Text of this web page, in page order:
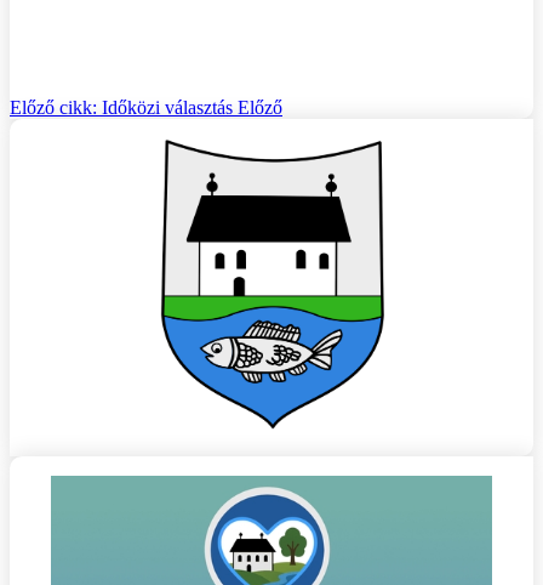
Előző cikk: Időközi választás Előző